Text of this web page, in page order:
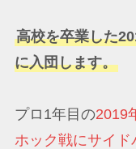
高校を卒業した
に入団します。
プロ1年目の2019
ホック戦にサイ